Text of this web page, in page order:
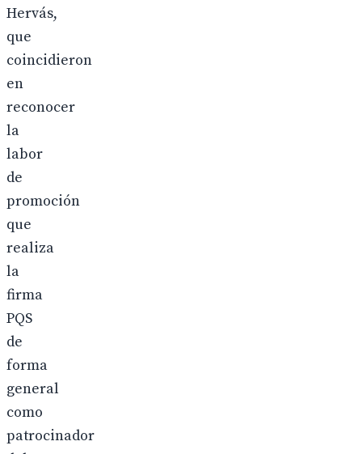
Hervás,
que
coincidieron
en
reconocer
la
labor
de
promoción
que
realiza
la
firma
PQS
de
forma
general
como
patrocinador